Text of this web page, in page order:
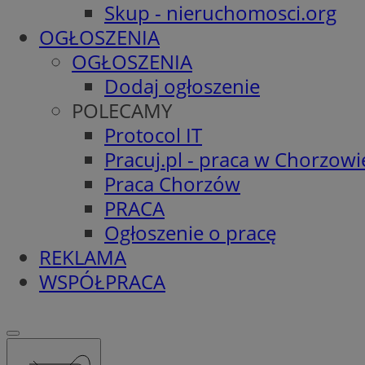
Skup - nieruchomosci.org
OGŁOSZENIA
OGŁOSZENIA
Dodaj ogłoszenie
POLECAMY
Protocol IT
Pracuj.pl - praca w
Praca Chorzów
PRACA
Ogłoszenie o pracę
REKLAMA
WSPÓŁPRACA